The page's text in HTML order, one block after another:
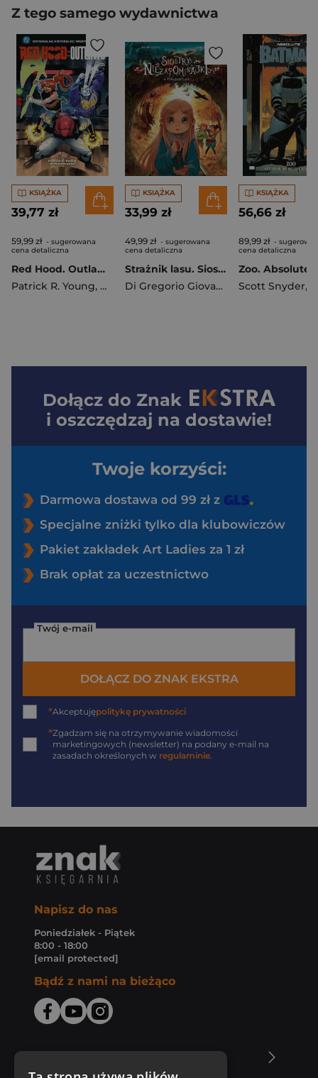
Z tego samego wydawnictwa
KSIĄŻKA
39,77 zł
59,99 zł - sugerowana
cena detaliczna
Red Hood. Outlaws. Tom 5
Patrick R. Young, Nico Bascuñán
KSIĄŻKA
33,99 zł
49,99 zł - sugerowana
cena detaliczna
Strażnik lasu. Siostry Niezapominajki. Tom 8
Di Gregorio Giovanni
Alessandro
KSIĄŻKA
56,66 zł
89,99 zł -
cena detaliczna
Scott Snyder,
Dołącz do Znak
i oszczędzaj na dostawie!
Twoje korzyści:
Darmowa dostawa od 99 zł z
Specjalne zniżki tylko dla klubowiczów
Pakiet zakładek Art Ladies za 1 zł
Brak opłat za uczestnictwo
Twój e-mail
DOŁĄCZ DO ZNAK EKSTRA
*Akceptujępolitykę prywatności
*Zgadzam się na otrzymywanie wiadomości
marketingowych (newsletter) na podany e-mail na
zasadach określonych w regulaminie
Napisz do nas
Poniedziałek - Piątek
8:00 - 18:00
[email protected]
Bądź z nami na bieżąco